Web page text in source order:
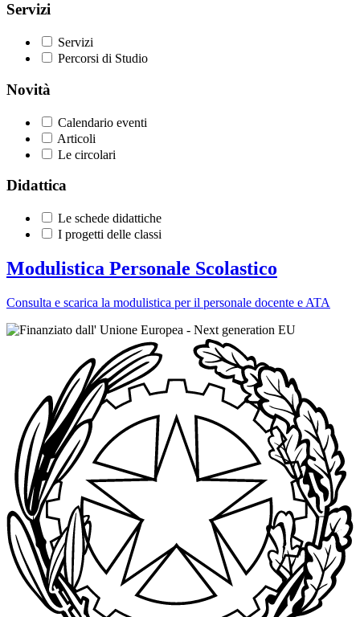
Servizi
Servizi
Percorsi di Studio
Novità
Calendario eventi
Articoli
Le circolari
Didattica
Le schede didattiche
I progetti delle classi
Modulistica Personale Scolastico
Consulta e scarica la modulistica per il personale docente e ATA